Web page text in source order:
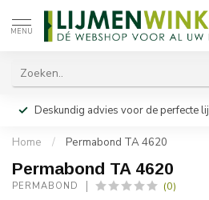
MENU
Deskundig advies voor de perfecte
Home / Permabond TA 4620
Permabond TA 4620
PERMABOND (0)